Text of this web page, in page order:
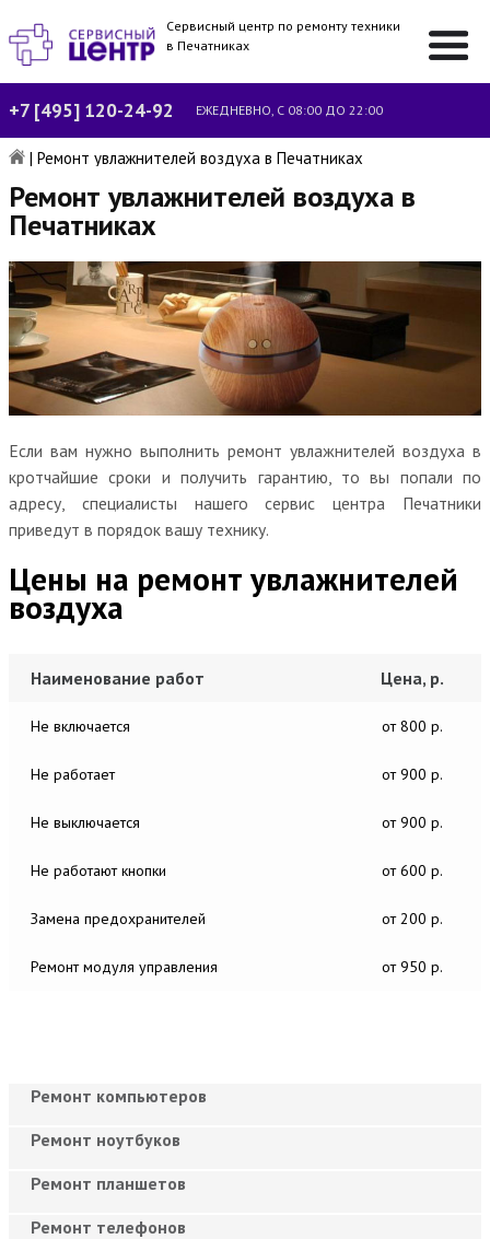
Сервисный центр по ремонту техники
в Печатниках
+7 [495] 120-24-92 ЕЖЕДНЕВНО, С 08:00 ДО 22:00
| Ремонт увлажнителей воздуха в Печатниках
Ремонт увлажнителей воздуха в
Печатниках
Если вам нужно выполнить ремонт увлажнителей воздуха в
кротчайшие сроки и получить гарантию, то вы попали по
адресу, специалисты нашего сервис центра Печатники
приведут в порядок вашу технику.
Цены на ремонт увлажнителей
воздуха
Наименование работ Цена, р.
Не включается от 800 р.
Не работает от 900 р.
Не выключается от 900 р.
Не работают кнопки от 600 р.
Замена предохранителей от 200 р.
Ремонт модуля управления от 950 р.
Ремонт компьютеров
Ремонт ноутбуков
Ремонт планшетов
Ремонт телефонов